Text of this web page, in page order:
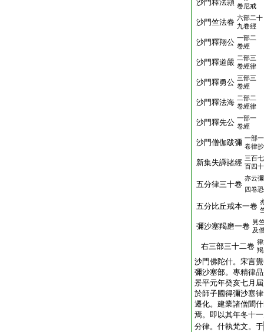
沙門釋法頴 卷尼戒
沙門竺法眷 六部二十
九卷經
沙門釋翔公 一部二
卷經
沙門釋道嚴 二部三
卷經律
沙門釋勇公 三部三
卷經
沙門釋法海 二部二
卷經律
沙門釋先公 一部一
卷經
沙門僧伽跋彌 一部一
卷律抄
新集失譯諸經 三百
百四
五分律三十卷
亦云
四卷恐
五分比丘戒本一卷
彌沙塞羯磨一卷 見
及
右三部三十二卷
沙門佛陀什。宋言
彌沙塞部。專精律
景平元年癸亥七月
於師子國得彌沙塞
遷化。建業諸僧聞
焉。即以其年冬十
分律。什執梵文。于